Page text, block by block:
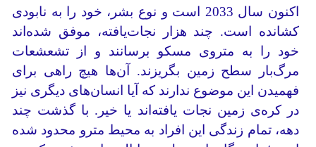
اکنون سال 2033 است و نوع بشر، خود را به نابودی
کشانده است. چند هزار نجات‌یافته، موفق شده‌اند
خود را به متروی مسکو برسانند و از تشعشعات
مرگ‌بار سطح زمین بگریزند. آن‌ها هیچ راهی برای
فهمیدن این موضوع ندارند که آیا انسان‌های دیگری نیز
در کره‌ی زمین نجات یافته‌اند یا خیر. با گذشت چند
دهه، تمام زندگی این افراد به محیط مترو محدود شده